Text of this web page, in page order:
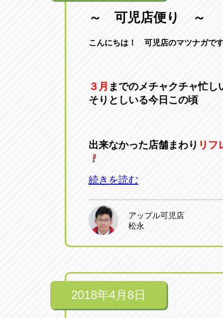
～ 可児店便り ～
こんにちは！ 可児店のマツナガで
３月 までのメチャクチャ忙
そりとしいる今日この頃
出来なかった店舗まわり リフ
続きを読む
アップル可児店
松永
2018年4月8日